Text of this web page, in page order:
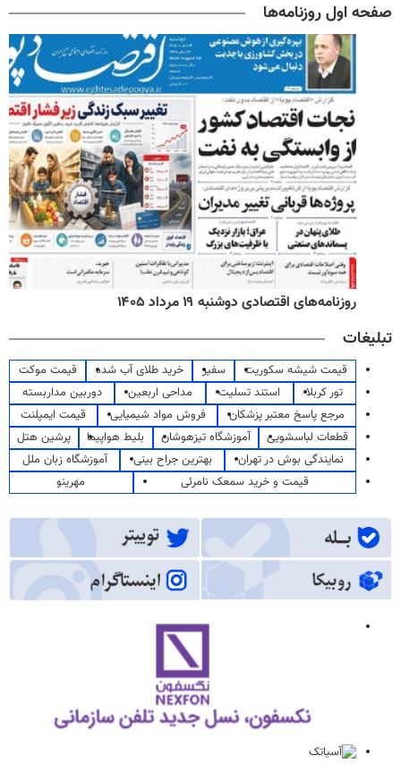
صفحه اول روزنامه‌ها
روزنامه‌های اقتصادی دوشنبه ۱۹ مرداد ۱۴۰۵
تبلیغات
قیمت شیشه سکوریت سفیر خرید طلای آب شده
قیمت موکت
تور کربلا
استند تسلیت مداحی اربعین
دوربین مداربسته
مرجع پاسخ معتبر پزشکان
فروش مواد شیمیایی
قیمت ایمپلنت
قطعات لباسشویی
آموزشگاه تیزهوشان بلیط هواپیما
پرشین هتل
نمایندگی بوش در تهران
بهترین جراح بینی
آموزشگاه زبان ملل
قیمت و خرید سمعک نامرئی
مهرینو